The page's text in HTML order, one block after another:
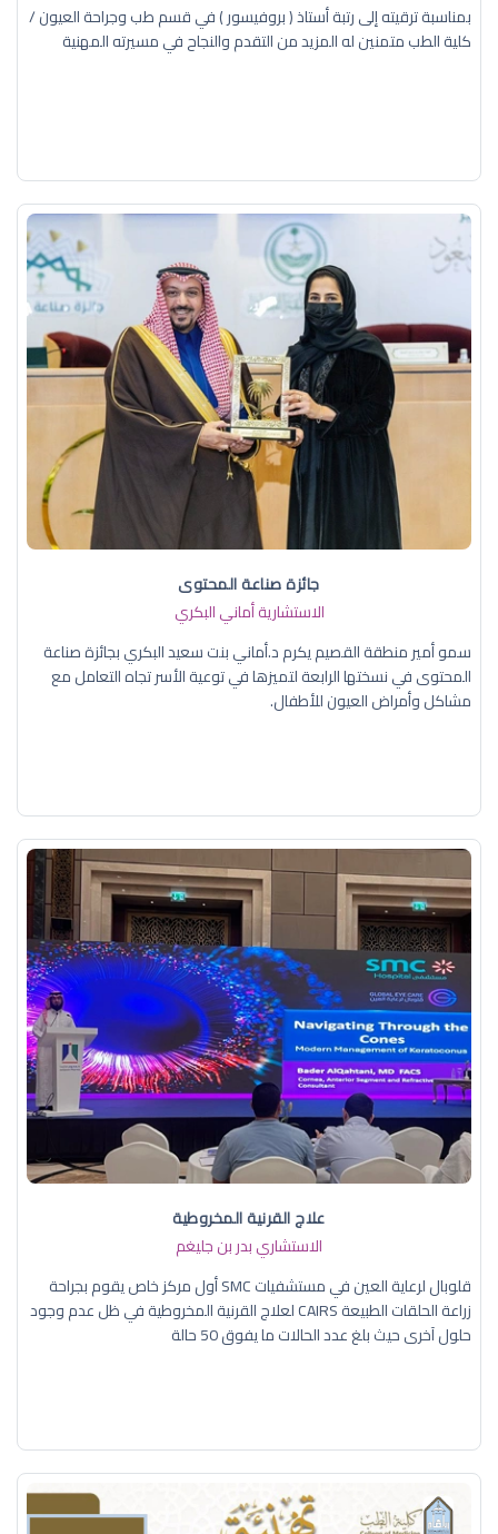
بمناسبة ترقيته إلى رتبة أستاذ ( بروفيسور ) في قسم طب وجراحة العيون /
كلية الطب متمنين له المزيد من التقدم والنجاح في مسيرته المهنية
جائزة صناعة المحتوى
الاستشارية أماني البكري
سمو أمير منطقة القصيم يكرم د.أماني بنت سعيد البكري بجائزة صناعة
المحتوى في نسختها الرابعة لتميزها في توعية الأسر تجاه التعامل مع
مشاكل وأمراض العيون للأطفال.
علاج القرنية المخروطية
الاستشاري بدر بن جليغم
قلوبال لرعاية العين في مستشفيات SMC أول مركز خاص يقوم بجراحة
زراعة الحلقات الطبيعة CAIRS لعلاج القرنية المخروطية في ظل عدم وجود
حلول آخرى حيث بلغ عدد الحالات ما يفوق 50 حالة